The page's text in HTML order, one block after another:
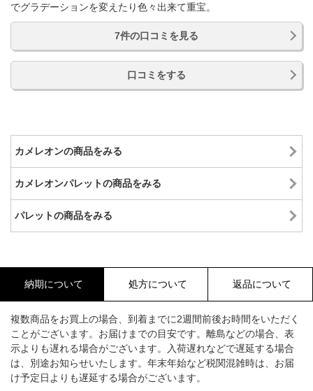
でグラデーションを変えたり色々出来て重宝。
7件の口コミを見る
口コミをする
カメレオンの商品をみる
カメレオンパレットの商品をみる
パレットの商品をみる
納期について 処方について 返品について
複数商品をお買上の場合、到着までに2週間前後お時間をいただく
ことがございます。お届けまでの目安です。離島などの場合、表
示よりも遅れる場合がございます。入荷遅れなどで遅延する場合
は、別途お知らせいたします。年末年始など税関混雑時は、お届
け予定日よりも遅延する場合がございます。